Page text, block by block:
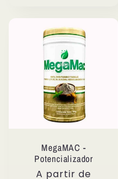
MegaMAC -
Potencializador
Precio
A partir de